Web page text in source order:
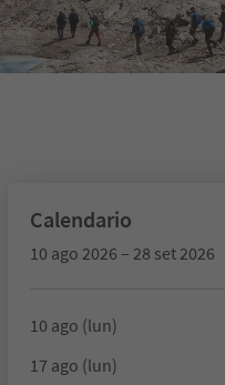
Calendario
10 ago 2026 – 28 set 2026
10 ago (lun)
17 ago (lun)